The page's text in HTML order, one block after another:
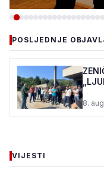
PROJEKTA
BANKE
8. august 2026.•97
POSLJEDNJE
8.
VIJESTI